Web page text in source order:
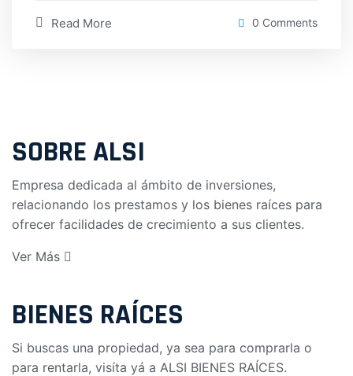
Read More 0 Comments
SOBRE ALSI
Empresa dedicada al ámbito de inversiones,
relacionando los prestamos y los bienes raíces para
ofrecer facilidades de crecimiento a sus clientes.
Ver Más
BIENES RAÍCES
Si buscas una propiedad, ya sea para comprarla o
para rentarla, visíta yá a ALSI BIENES RAÍCES.